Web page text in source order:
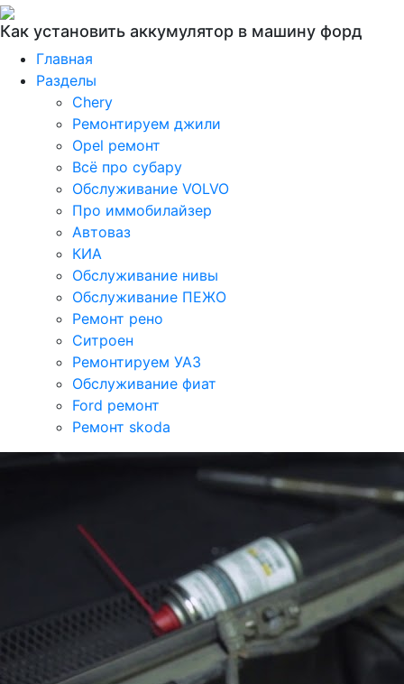
Как установить аккумулятор в машину форд
Главная
Разделы
Chery
Ремонтируем джили
Opel ремонт
Всё про субару
Обслуживание VOLVO
Про иммобилайзер
Автоваз
КИА
Обслуживание нивы
Обслуживание ПЕЖО
Ремонт рено
Ситроен
Ремонтируем УАЗ
Обслуживание фиат
Ford ремонт
Ремонт skoda